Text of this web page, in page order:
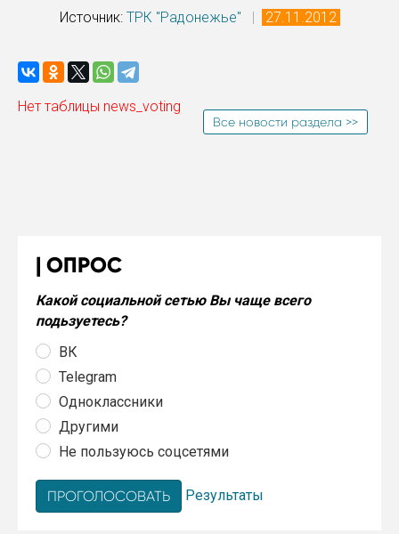
Источник: ТРК "Радонежье" | 27.11.2012
Нет таблицы news_voting
Все новости раздела >>
ОПРОС
Какой социальной сетью Вы чаще всего
подьзуетесь?
ВК
Telegram
Одноклассники
Другими
Не пользуюсь соцсетями
Результаты